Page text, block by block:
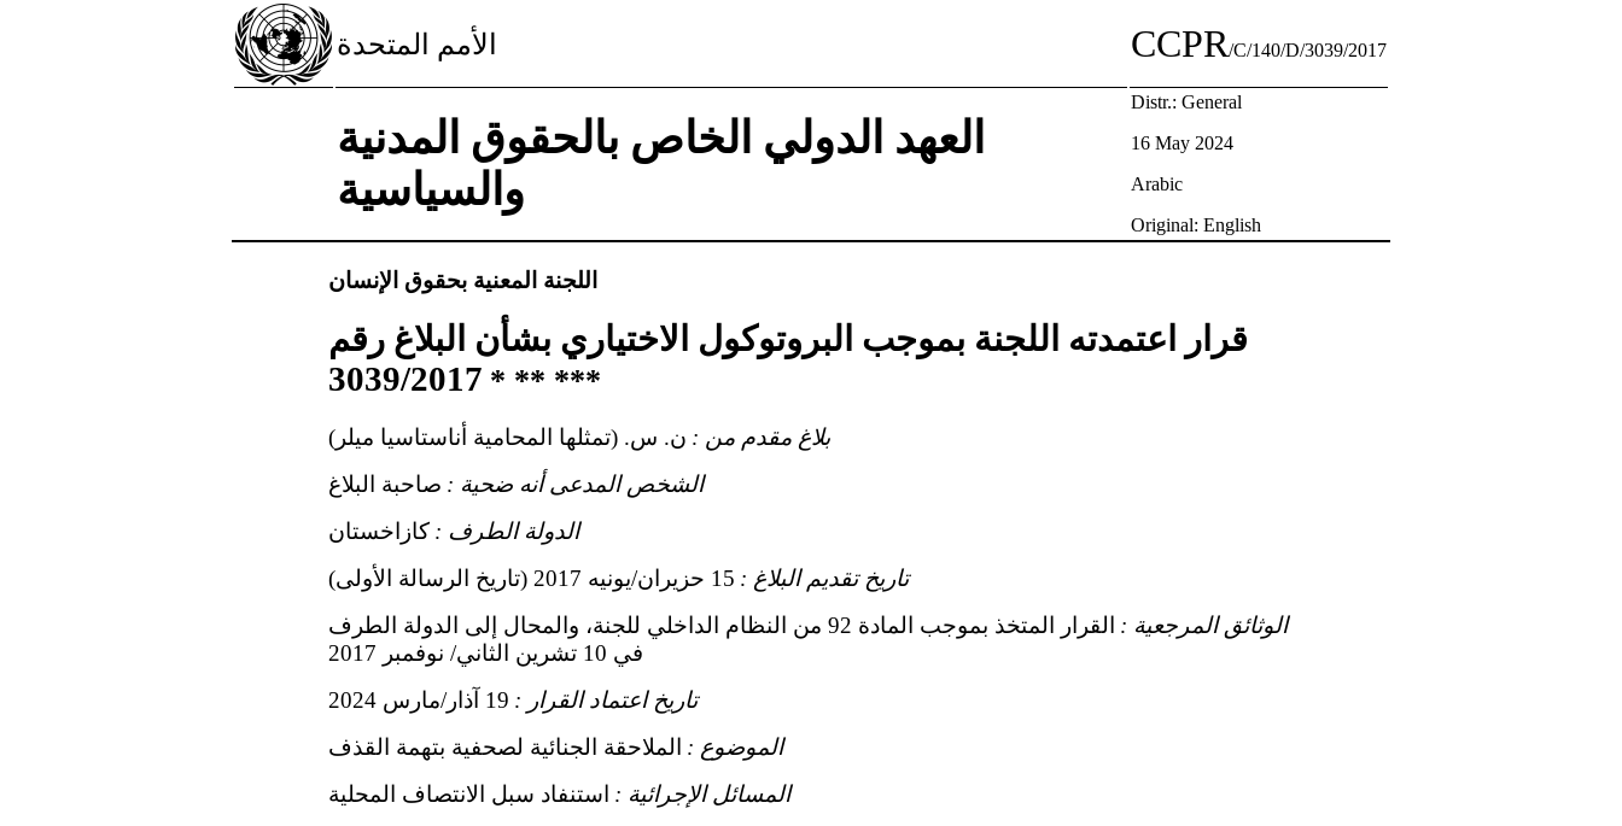
الأمم المتحدة CCPR/C/140/D/3039/2017
العهد الدولي الخاص بالحقوق المدنية
والسياسية
Distr.: General
16 May 2024
Arabic
Original: English
اللجنة المعنية بحقوق الإنسان
قرار اعتمدته اللجنة بموجب البروتوكول الاختياري بشأن البلاغ رقم
3039/2017 * ** ***
بلاغ مقدم من : ن. س. (تمثلها المحامية أناستاسيا ميلر)
الشخص المدعى أنه ضحية : صاحبة البلاغ
الدولة الطرف : كازاخستان
تاريخ تقديم البلاغ : 15 حزيران/يونيه 2017 (تاريخ الرسالة الأولى)
الوثائق المرجعية :
القرار المتخذ بموجب المادة 92 من النظام الداخلي للجنة، والمحال إلى الدولة الطرف
في 10 تشرين الثاني/ نوفمبر 2017
تاريخ اعتماد القرار : 19 آذار/مارس 2024
الموضوع : الملاحقة الجنائية لصحفية بتهمة القذف
المسائل الإجرائية : استنفاد سبل الانتصاف المحلية